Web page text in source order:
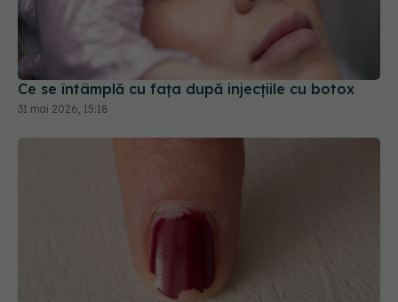
Ce se întâmplă cu fața după injecțiile cu botox
Motivele pentru care oja se desprinde de pe
unghii. Ce indică despre sănătatea unghiilor